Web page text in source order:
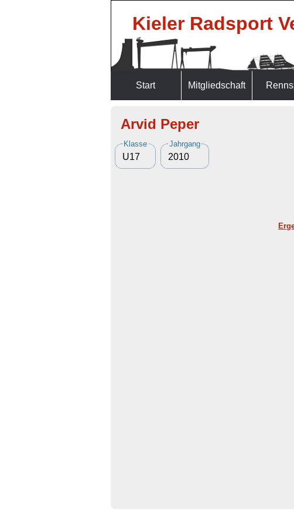
Kieler Radsport
Start Mitgliedschaft
Arvid Peper
Klasse
U17
Jahrgang
2010